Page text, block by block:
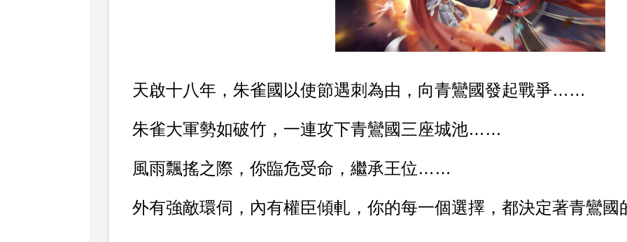
天啟十八年，朱雀國以使節遇刺為由，向青鸞國發起戰爭……
朱雀大軍勢如破竹，一連攻下青鸞國三座城池……
風雨飄搖之際，你臨危受命，繼承王位……
外有強敵環伺，內有權臣傾軋，你的每一個選擇，都決定著青鸞國